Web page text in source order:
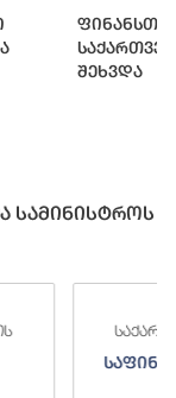
ფინანსთა
შეხვდა
სამინისტროს